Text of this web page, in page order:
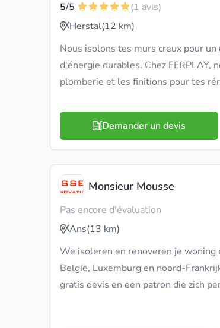
5/5
(1 avis)
Herstal(12 km)
Nous isolons tes murs creux pour
d'énergie durables. Chez
plomberie et les finitions pour tes
Demander un devis
Monsieur Mousse
Pas encore d'évaluation
Ans(13 km)
We isoleren en renoveren je
België, Luxemburg en noord-
gratis devis en een patron die zich